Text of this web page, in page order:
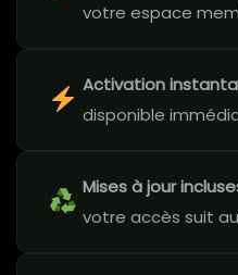
votre espace
Activation
disponible
Mises à jour
votre accès suit